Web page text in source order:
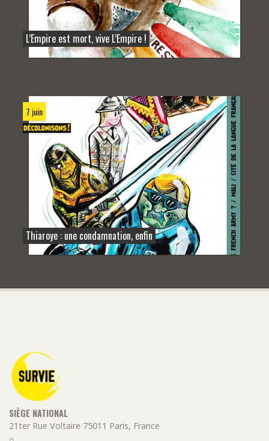
L’Empire est mort, vive L’Empire !
7 juin
Thiaroye : une condamnation, enfin
SIÈGE NATIONAL
21ter Rue Voltaire 75011 Paris, France